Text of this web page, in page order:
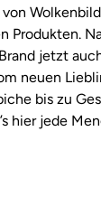
Produkten.
jetzt
neuen
bis zu
hier jede